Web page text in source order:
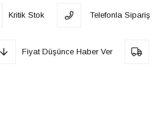
Kritik Stok Telefonla Sipariş
Fiyat Düşünce Haber Ver